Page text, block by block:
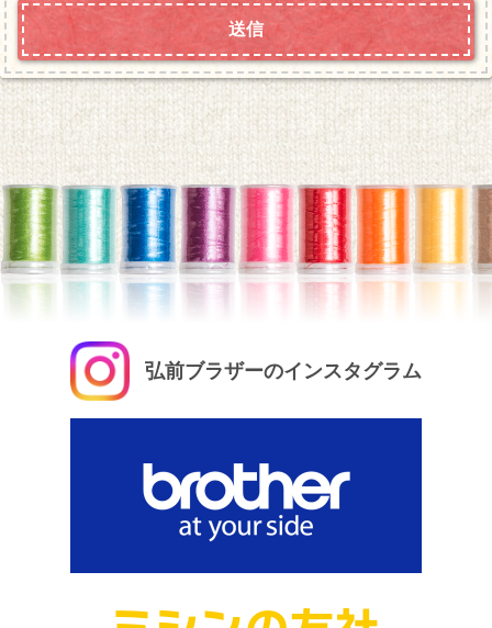
弘前ブラザーのインスタグラム